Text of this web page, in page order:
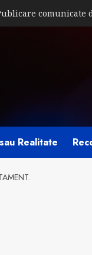
comunicate
Realitate